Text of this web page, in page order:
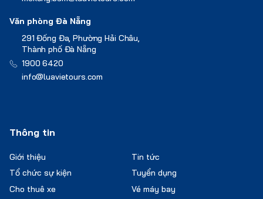
Văn phòng Đà Nẵng
291 Đống Đa, Phường Hải Châu,
Thành phố Đà Nẵng
1900 6420
info@luavietours.com
Thông tin
Giới thiệu
Tổ chức sự kiện
Cho thuê xe
Vé máy bay
Tin tức
Tuyển dụng